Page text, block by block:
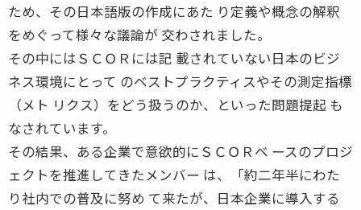
ため、その日本語版の作成にあた り定義や概念の解釈
をめぐって様々な議論が 交わされました。
その中にはＳＣＯＲには記 載されていない日本のビジ
ネス環境にとって のベストプラクティスやその測定指標
（メト リクス）をどう扱うのか、といった問題提起 も
なされています。
その結果、ある企業で意欲的にＳＣＯＲベ ースのプロジ
ェクトを推進してきたメンバー は、「約二年半にわた
り社内での普及に努め て来たが、日本企業に導入する